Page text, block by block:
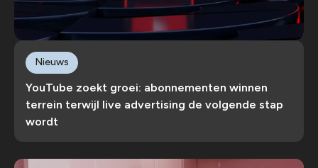
YouTube zoekt groei: abonnementen winnen
terrein terwijl live advertising de volgende stap
wordt
Nieuws